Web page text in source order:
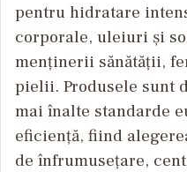
pentru hidratare
corporale, uleiuri și
menținerii sănătății,
pielii. Produsele sunt
mai înalte standarde
eficiență, fiind
de înfrumusețare,